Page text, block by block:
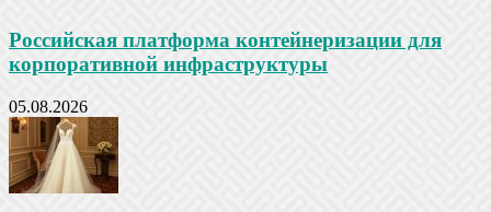
Российская платформа контейнеризации для
корпоративной инфраструктуры
05.08.2026